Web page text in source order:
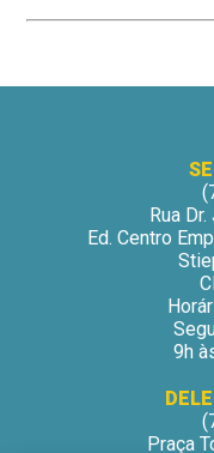
Rua
Ed. Centro
9h
Praça